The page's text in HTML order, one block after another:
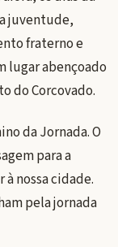
juventude,
fraterno e
lugar abençoado
do Corcovado.
da Jornada. O
para a
nossa cidade.
pela jornada